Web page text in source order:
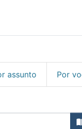
assunto Por